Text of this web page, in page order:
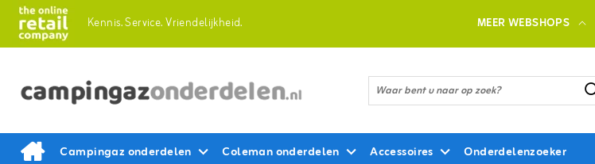
Kennis.Service.Vriendelijkheid. MEER WEBSHOPS
Campingaz onderdelen Coleman onderdelen Accessoires Onderdelenzoeker